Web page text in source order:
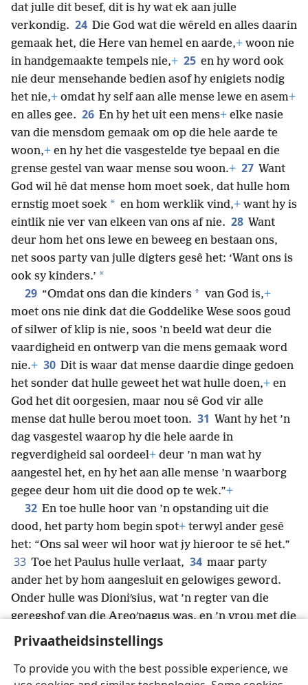
Privaatheidsinstellings
To provide you with the best possible experience, we
dat julle dit besef, dit is hy wat ek aan julle
verkondig. 24 Die God wat die wêreld en alles daarin
gemaak het, die Here van hemel en aarde,+ woon nie
in handgemaakte tempels nie,+ 25 en hy word ook
nie deur mensehande bedien asof hy enigiets nodig
het nie,+ omdat hy self aan alle mense lewe en asem+
en alles gee. 26 En hy het uit een mens+ elke nasie
van die mensdom gemaak om op die hele aarde te
woon,+ en hy het die vasgestelde tye bepaal en die
grense gestel van waar mense sou woon.+ 27 Want
God wil hê dat mense hom moet soek, dat hulle hom
ernstig moet soek * en hom werklik vind,+ want hy is
eintlik nie ver van elkeen van ons af nie. 28 Want
deur hom het ons lewe en beweeg en bestaan ons,
net soos party van julle digters gesê het: ‘Want ons is
ook sy kinders.’ *
29 “Omdat ons dan die kinders * van God is,+
moet ons nie dink dat die Goddelike Wese soos goud
of silwer of klip is nie, soos ’n beeld wat deur die
vaardigheid en ontwerp van die mens gemaak word
nie.+ 30 Dit is waar dat mense daardie dinge gedoen
het sonder dat hulle geweet het wat hulle doen,+ en
God het dit oorgesien, maar nou sê God vir alle
mense dat hulle berou moet toon. 31 Want hy het ’n
dag vasgestel waarop hy die hele aarde in
regverdigheid sal oordeel+ deur ’n man wat hy
aangestel het, en hy het aan alle mense ’n waarborg
gegee deur hom uit die dood op te wek.”+
32 En toe hulle hoor van ’n opstanding uit die
dood, het party hom begin spot+ terwyl ander gesê
het: “Ons sal weer wil hoor wat jy hieroor te sê het.”
33 Toe het Paulus hulle verlaat, 34 maar party
ander het by hom aangesluit en gelowiges geword.
Onder hulle was Dioniʹsius, wat ’n regter van die
geregshof van die Areoʹpagus was, en ’n vrou met die
naam Daʹmaris en nog ander saam met hulle.